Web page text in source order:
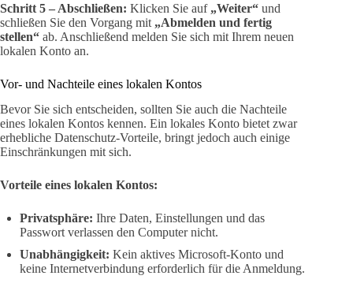
Schritt 5 – Abschließen: Klicken Sie auf „Weiter“ und
schließen Sie den Vorgang mit „Abmelden und fertig
stellen“ ab. Anschließend melden Sie sich mit Ihrem neuen
lokalen Konto an.
Vor- und Nachteile eines lokalen Kontos
Bevor Sie sich entscheiden, sollten Sie auch die Nachteile
eines lokalen Kontos kennen. Ein lokales Konto bietet zwar
erhebliche Datenschutz-Vorteile, bringt jedoch auch einige
Einschränkungen mit sich.
Vorteile eines lokalen Kontos:
Privatsphäre: Ihre Daten, Einstellungen und das
Passwort verlassen den Computer nicht.
Unabhängigkeit: Kein aktives Microsoft-Konto und
keine Internetverbindung erforderlich für die Anmeldung.